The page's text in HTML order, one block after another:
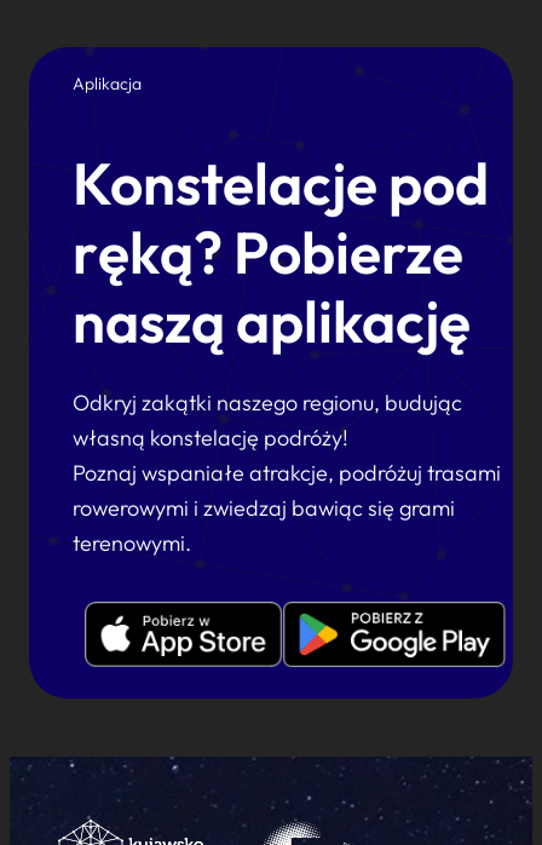
Aplikacja
Konstelacje pod
ręką? Pobierze
naszą aplikację
Odkryj zakątki naszego regionu, budując
własną konstelację podróży!
Poznaj wspaniałe atrakcje, podróżuj trasami
rowerowymi i zwiedzaj bawiąc się grami
terenowymi.